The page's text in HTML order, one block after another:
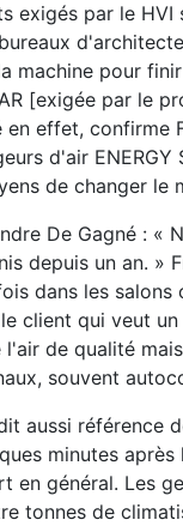
exigés par le
machine pour
[exigée par le
en effet,
d'air
de changer le
De Gagné : «
depuis un an. »
dans les
client qui veut
de qualité
souvent
aussi référence
minutes
en général. Les
tonnes de